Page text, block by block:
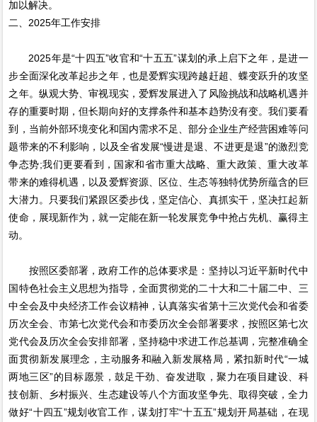
加以解决。
二、2025年工作安排
2025年是“十四五”收官和“十五五”谋划的承上启下之年，是进一
步全面深化改革起步之年，也是爱辉实现跨越赶超、蝶变跃升的攻坚
之年。纵观大势、审视现实，爱辉发展进入了风险挑战和战略机遇并
存的重要时期，但长期向好的支撑条件和基本趋势没有变。我们要看
到，当前外部环境变化和国内需求不足、部分企业生产经营困难等问
题带来的不利影响，以及全省发展“慢进是退、不进更是退”的激烈竞
争态势;我们更要看到，国家和省市重大战略、重大政策、重大改革
带来的难得机遇，以及爱辉资源、区位、生态等独特优势所蕴含的巨
大潜力。只要我们紧跟区委步伐，坚定信心、真抓实干，坚决扛起新
使命，展现新作为，就一定能在新一轮发展竞争中抢占先机、赢得主
动。
按照区委部署，政府工作的总体要求是：坚持以习近平新时代中
国特色社会主义思想为指导，全面贯彻党的二十大和二十届二中、三
中全会及中央经济工作会议精神，认真落实省第十三次党代会和省委
历次全会、市第七次党代会和市委历次全会部署要求，按照区第七次
党代会及历次全会安排部署，坚持稳中求进工作总基调，完整准确全
面贯彻新发展理念，主动服务和融入新发展格局，紧扣新时代“一城
两地三区”的目标愿景，鼓足干劲、奋发进取，聚力在项目建设、科
技创新、乡村振兴、生态建设等八个方面攻坚争先、取得突破，全力
做好“十四五”规划收官工作，谋划打牢“十五五”规划开局基础，在现